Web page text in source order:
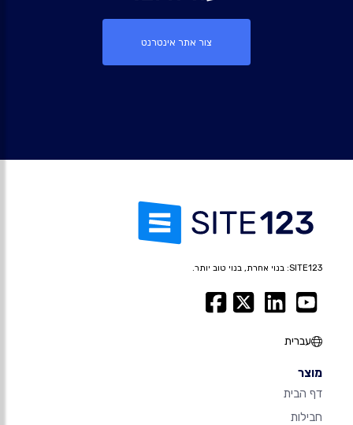
צור אתר אינטרנט
SITE123: בנוי אחרת, בנוי טוב יותר.
עברית
מוצר
דף הבית
חבילות